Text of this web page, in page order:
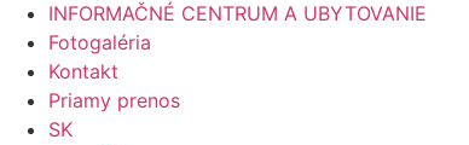
INFORMAČNÉ CENTRUM A UBYTOVANIE
Fotogaléria
Kontakt
Priamy prenos
SK